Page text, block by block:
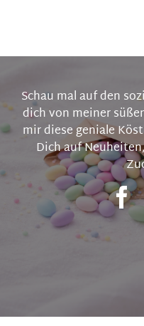
Schau mal auf den
dich von meiner
mir diese geniale
Dich auf